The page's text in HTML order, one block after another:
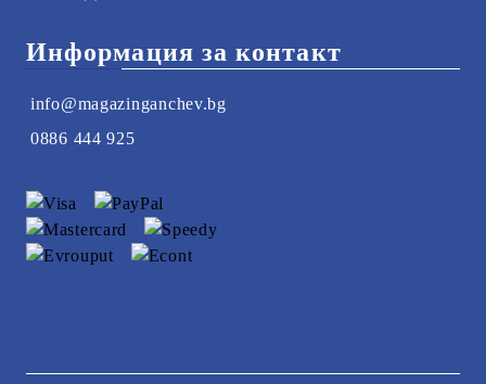
Информация за контакт
info@magazinganchev.bg
0886 444 925